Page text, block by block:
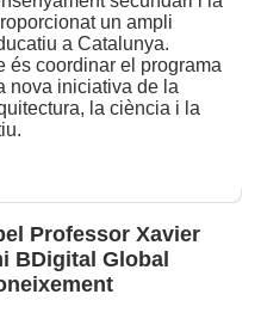
un ampli
a Catalunya.
és coordinar el programa
nova iniciativa de la
la ciència i la
Professor Xavier
BDigital Global